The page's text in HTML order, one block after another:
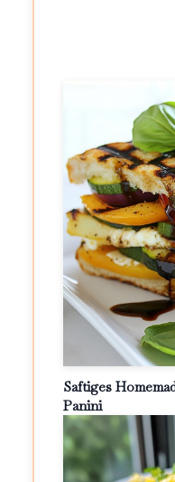
Saftiges
Panini